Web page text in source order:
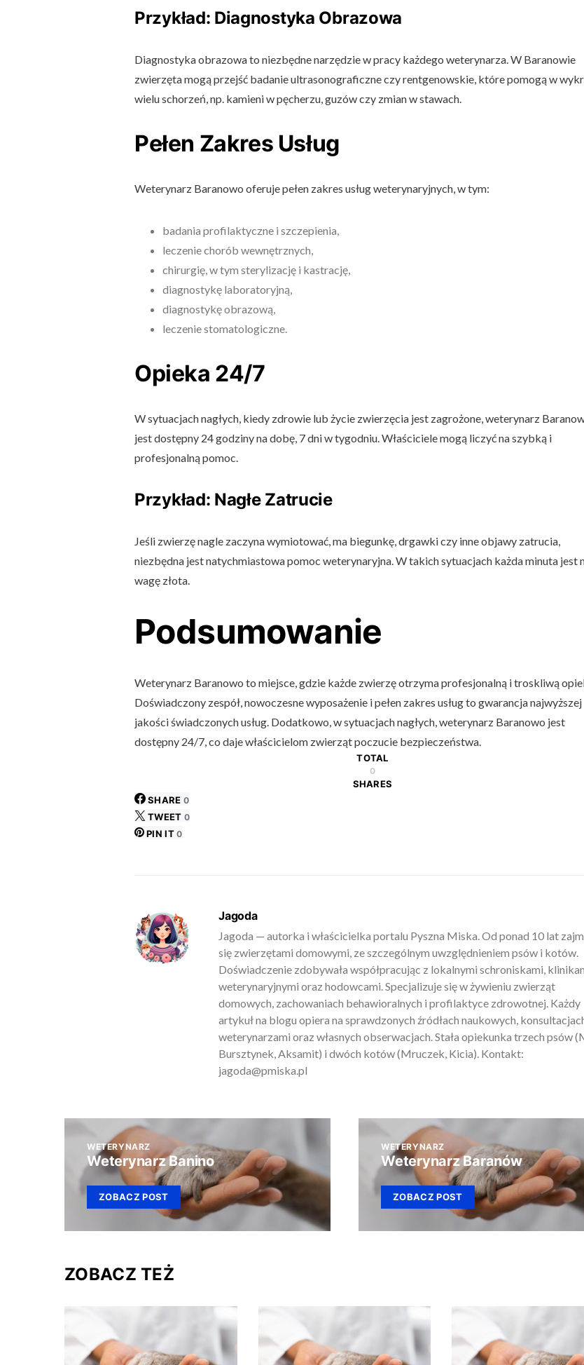
Przykład: Diagnostyka Obrazowa
Diagnostyka obrazowa to niezbędne narzędzie w pracy każdego weterynarza. W Baranowie
zwierzęta mogą przejść badanie ultrasonograficzne czy rentgenowskie, które pomogą w
wielu schorzeń, np. kamieni w pęcherzu, guzów czy zmian w stawach.
Pełen Zakres Usług
Weterynarz Baranowo oferuje pełen zakres usług weterynaryjnych, w tym:
badania profilaktyczne i szczepienia,
leczenie chorób wewnętrznych,
chirurgię, w tym sterylizację i kastrację,
diagnostykę laboratoryjną,
diagnostykę obrazową,
leczenie stomatologiczne.
Opieka 24/7
W sytuacjach nagłych, kiedy zdrowie lub życie zwierzęcia jest zagrożone, weterynarz
jest dostępny 24 godziny na dobę, 7 dni w tygodniu. Właściciele mogą liczyć na szybką i
profesjonalną pomoc.
Przykład: Nagłe Zatrucie
Jeśli zwierzę nagle zaczyna wymiotować, ma biegunkę, drgawki czy inne objawy zatrucia,
niezbędna jest natychmiastowa pomoc weterynaryjna. W takich sytuacjach każda minuta jest
wagę złota.
Podsumowanie
Weterynarz Baranowo to miejsce, gdzie każde zwierzę otrzyma profesjonalną i troskliwą
Doświadczony zespół, nowoczesne wyposażenie i pełen zakres usług to gwarancja najwyższej
jakości świadczonych usług. Dodatkowo, w sytuacjach nagłych, weterynarz Baranowo jest
dostępny 24/7, co daje właścicielom zwierząt poczucie bezpieczeństwa.
TOTAL
0
SHARES
SHARE 0
TWEET 0
PIN IT 0
Jagoda
Jagoda — autorka i właścicielka portalu Pyszna Miska. Od ponad 10 lat
się zwierzętami domowymi, ze szczególnym uwzględnieniem psów i kotów.
Doświadczenie zdobywała współpracując z lokalnymi schroniskami,
weterynaryjnymi oraz hodowcami. Specjalizuje się w żywieniu zwierząt
domowych, zachowaniach behawioralnych i profilaktyce zdrowotnej. Każdy
artykuł na blogu opiera na sprawdzonych źródłach naukowych,
weterynarzami oraz własnych obserwacjach. Stała opiekunka trzech psów
Bursztynek, Aksamit) i dwóch kotów (Mruczek, Kicia). Kontakt:
jagoda@pmiska.pl
WETERYNARZ
Weterynarz Banino
ZOBACZ POST
WETERYNARZ
Weterynarz Baranów
ZOBACZ POST
ZOBACZ TEŻ